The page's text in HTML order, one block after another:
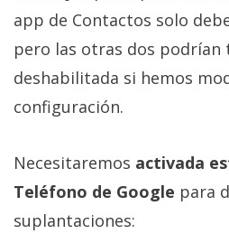
app de Contactos solo
pero las otras dos podrían
deshabilitada si hemos
configuración.
Necesitaremos activada
Teléfono de Google para
suplantaciones: